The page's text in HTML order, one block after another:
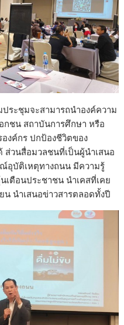
ระชุมจะสามารถนำองค์ความ
กชน สถาบันการศึกษา หรือ
งค์กร ปกป้องชีวิตของ
ส่วนสื่อมวลชนที่เป็นผู้นำเสนอ
อุบัติเหตุทางถนน มีความรู้
ตือนประชาชน นำเคสที่เคย
น นำเสนอข่าวสารตลอดทั้งปี